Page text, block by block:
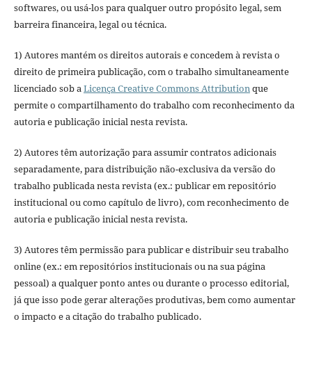
softwares, ou usá-los para qualquer outro propósito legal, sem
barreira financeira, legal ou técnica.
1) Autores mantém os direitos autorais e concedem à revista o
direito de primeira publicação, com o trabalho simultaneamente
licenciado sob aLicença Creative Commons Attributionque
permite o compartilhamento do trabalho com reconhecimento da
autoria e publicação inicial nesta revista.
2) Autores têm autorização para assumir contratos adicionais
separadamente, para distribuição não-exclusiva da versão do
trabalho publicada nesta revista (ex.: publicar em repositório
institucional ou como capítulo de livro), com reconhecimento de
autoria e publicação inicial nesta revista.
3) Autores têm permissão para publicar e distribuir seu trabalho
online (ex.: em repositórios institucionais ou na sua página
pessoal) a qualquer ponto antes ou durante o processo editorial,
já que isso pode gerar alterações produtivas, bem como aumentar
o impacto e a citação do trabalho publicado.